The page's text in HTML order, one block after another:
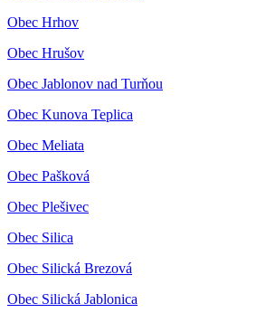
Obec Hrhov
Obec Hrušov
Obec Jablonov nad Turňou
Obec Kunova Teplica
Obec Meliata
Obec Pašková
Obec Plešivec
Obec Silica
Obec Silická Brezová
Obec Silická Jablonica